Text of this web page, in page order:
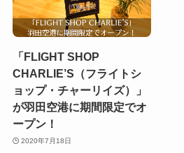
「FLIGHT SHOP
CHARLIE’S（フライトシ
ョップ・チャーリイズ）」
が羽田空港に期間限定でオ
ープン！
2020年7月18日